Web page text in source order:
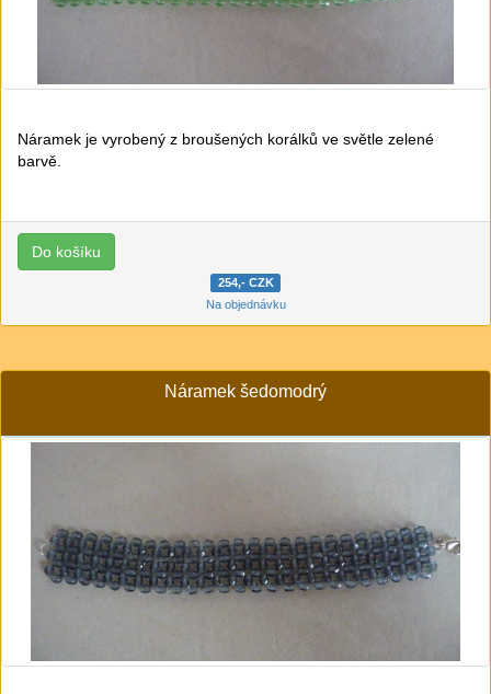
Náramek je vyrobený z broušených korálků ve světle zelené
barvě.
254,- CZK
Na objednávku
Náramek šedomodrý